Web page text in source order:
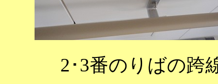
2･3番のりばの跨